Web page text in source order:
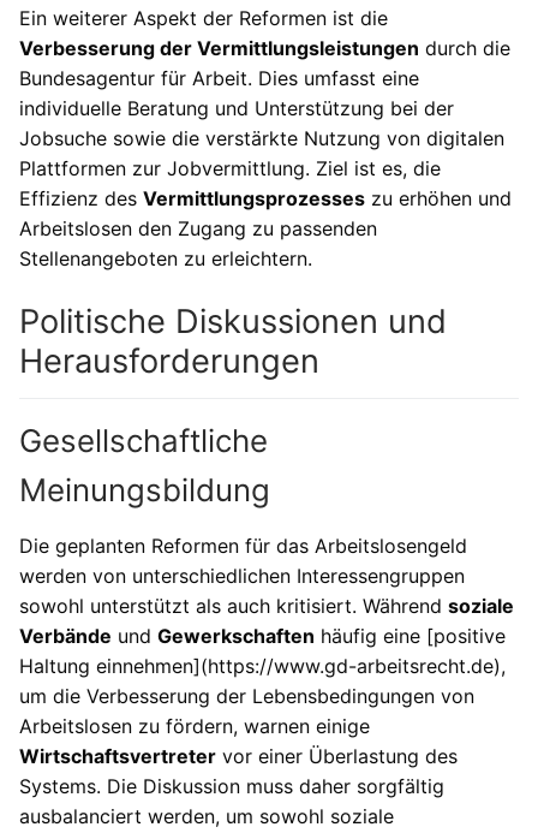
Ein weiterer Aspekt der Reformen ist die
Verbesserung der Vermittlungsleistungen durch die
Bundesagentur für Arbeit. Dies umfasst eine
individuelle Beratung und Unterstützung bei der
Jobsuche sowie die verstärkte Nutzung von digitalen
Plattformen zur Jobvermittlung. Ziel ist es, die
Effizienz des Vermittlungsprozesses zu erhöhen und
Arbeitslosen den Zugang zu passenden
Stellenangeboten zu erleichtern.
Politische Diskussionen und
Herausforderungen
Gesellschaftliche
Meinungsbildung
Die geplanten Reformen für das Arbeitslosengeld
werden von unterschiedlichen Interessengruppen
sowohl unterstützt als auch kritisiert. Während soziale
Verbände und Gewerkschaften häufig eine [positive
Haltung einnehmen](https://www.gd-arbeitsrecht.de),
um die Verbesserung der Lebensbedingungen von
Arbeitslosen zu fördern, warnen einige
Wirtschaftsvertreter vor einer Überlastung des
Systems. Die Diskussion muss daher sorgfältig
ausbalanciert werden, um sowohl soziale